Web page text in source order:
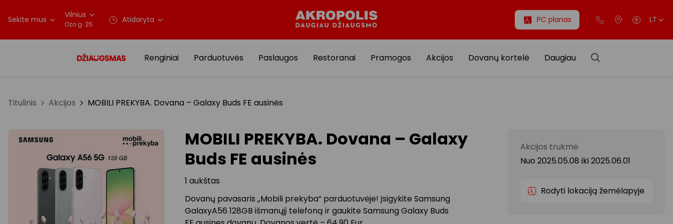
Sekite mus Vilnius
Ozo g. 25 Atidaryta PC planas LT
Renginiai Parduotuvės Paslaugos Restoranai Pramogos Akcijos Dovanų kortelė Daugiau
Titulinis Akcijos MOBILI PREKYBA. Dovana – Galaxy Buds FE ausinės
MOBILI PREKYBA. Dovana – Galaxy
Buds FE ausinės
1 aukštas
Dovanų pavasaris „Mobili prekyba“ parduotuvėje! Įsigykite Samsung
GalaxyA56 128GB išmanųjį telefoną ir gaukite Samsung Galaxy Buds
Akcijos trukmė
Nuo 2025.05.08 iki 2025.06.01
Rodyti lokaciją žemėlapyje